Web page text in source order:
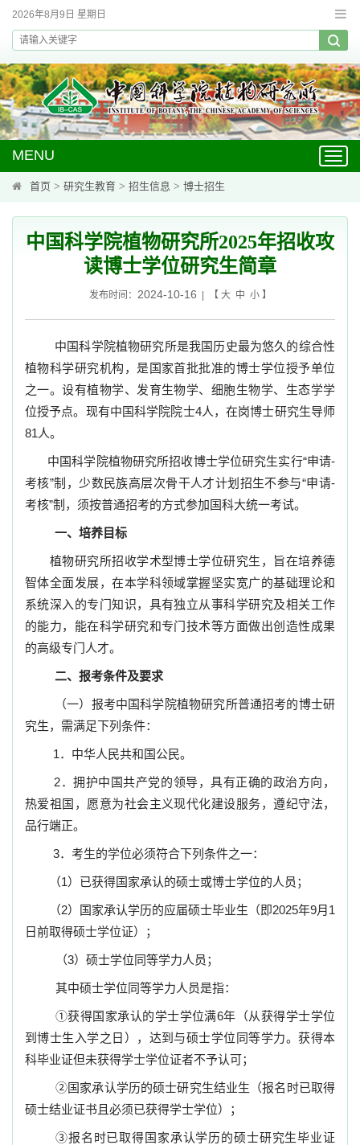
2026年8月9日 星期日
MENU
首页 > 研究生教育 > 招生信息 > 博士招生
中国科学院植物研究所2025年招收攻
读博士学位研究生简章
发布时间： 2024-10-16 | 【 大 中 小】
中国科学院植物研究所是我国历史最为悠久的综合性
植物科学研究机构，是国家首批批准的博士学位授予单位
之一。设有植物学、发育生物学、细胞生物学、生态学学
位授予点。现有中国科学院院士4人，在岗博士研究生导师
81人。
中国科学院植物研究所招收博士学位研究生实行“申请-
考核”制，少数民族高层次骨干人才计划招生不参与“申请-
考核”制，须按普通招考的方式参加国科大统一考试。
一、培养目标
植物研究所招收学术型博士学位研究生，旨在培养德
智体全面发展，在本学科领域掌握坚实宽广的基础理论和
系统深入的专门知识，具有独立从事科学研究及相关工作
的能力，能在科学研究和专门技术等方面做出创造性成果
的高级专门人才。
二、报考条件及要求
（一）报考中国科学院植物研究所普通招考的博士研
究生，需满足下列条件：
1．中华人民共和国公民。
2．拥护中国共产党的领导，具有正确的政治方向，
热爱祖国，愿意为社会主义现代化建设服务，遵纪守法，
品行端正。
3．考生的学位必须符合下列条件之一：
（1）已获得国家承认的硕士或博士学位的人员；
（2）国家承认学历的应届硕士毕业生（即2025年9月 1
日前取得硕士学位证）；
（3）硕士学位同等学力人员；
其中硕士学位同等学力人员是指：
①获得国家承认的学士学位满6年（从获得学士学位
到博士生入学之日），达到与硕士学位同等学力。获得本
科毕业证但未获得学士学位证者不予认可；
②国家承认学历的硕士研究生结业生（报名时已取得
硕士结业证书且必须已获得学士学位）；
③报名时已取得国家承认学历的硕士研究生毕业证